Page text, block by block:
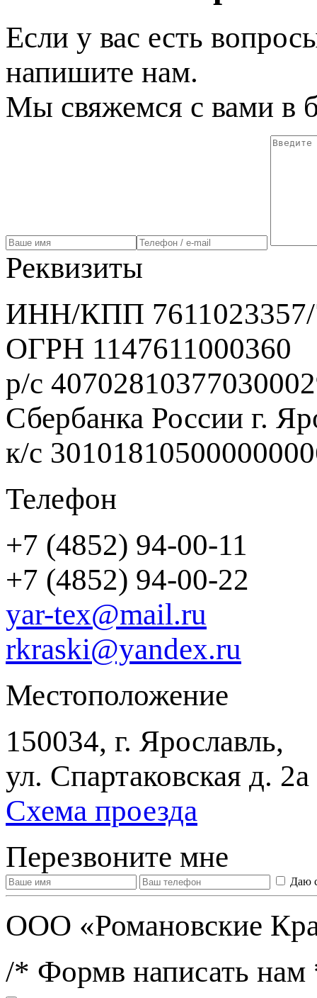
Если у вас есть
напишите нам.
Мы свяжемся с вами в
Реквизиты
ИНН/КПП 7611023357/
ОГРН 1147611000360
р/с
Сбербанка России г.
к/с
Телефон
+7 (4852) 94-00-11
+7 (4852) 94-00-22
yar-tex@mail.ru
rkraski@yandex.ru
Местоположение
150034, г. Ярославль,
ул. Спартаковская д. 2а
Схема проезда
Перезвоните мне
Даю
ООО «Романовские
/* Формв написать нам